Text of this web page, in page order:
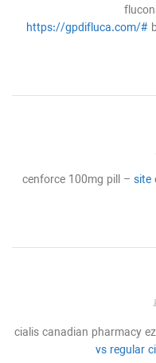
https://gpdifluca.com/#
cenforce 100mg pill – site
cialis canadian pharmacy
vs regular